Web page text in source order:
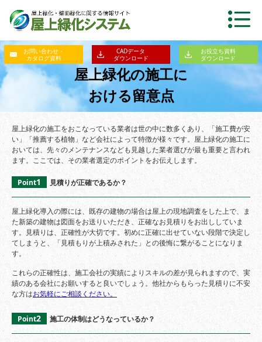
お問い合わせ・
カタログ資料
CADデータ
ダウンロード
お役立ち資料
ダウンロード
屋上緑化の施工に
おける留意点
屋上緑化の施工をおこなっている業者は世の中に数多くあり、「施工費が安
い」「推薦する植物」など会社によって特徴が様々です。屋上緑化の施工に
おいては、先々のメンテナンスなども見越した業者選びが最も重要と言われ
ます。ここでは、その業者選定のポイントをお伝えします。
Point1 見積りが正確であるか？
屋上緑化導入の際には、既存の建物の場合は屋上の現地調査をした上で、ま
た新築の建物は図面をお送りいただき、正確なお見積りをお出ししていま
す。見積りは、正確性が大切です。初めに正確に出せていない段階で決定し
てしまうと、「見積もりが上積みされた」との後悔に繋がることになりま
す。
これらの正確性は、施工会社の実績によりスキルの差が見られますので、実
績のある会社にお願いすると良いでしょう。他社からもらった見積りに不安
な方はお気軽にご相談ください。
Point2 施工の体制はどうなっているか？